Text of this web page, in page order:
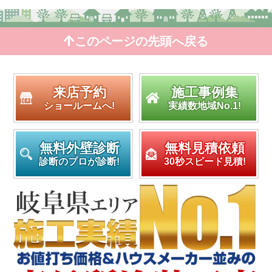
このページの先頭へ戻る
来店予約
ショールームへ!
施工事例集
実績数地域No.1!
無料外壁診断
診断のプロが診断!
無料見積依頼
30秒スピード見積!